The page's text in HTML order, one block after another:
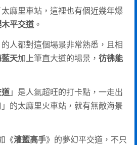
麻里車站，這裡也有個近幾年爆
平交道 。
的人都對這個場景非常熟悉，且相
藍天加上筆直大道的場景， 彷彿能
道 」是人氣超旺的打卡點，一走出
的太麻里火車站，就有無敵海景
《灌籃高手》的夢幻平交道，不只